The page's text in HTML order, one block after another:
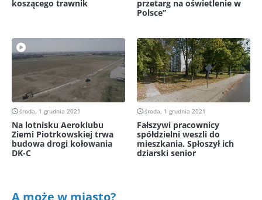
koszącego trawnik
przetarg na oświetlenie w
Polsce”
środa, 1 grudnia 2021
Na lotnisku Aeroklubu
Ziemi Piotrkowskiej trwa
budowa drogi kołowania
DK-C
środa, 1 grudnia 2021
Fałszywi pracownicy
spółdzielni weszli do
mieszkania. Spłoszył ich
dziarski senior
A może w miasto?